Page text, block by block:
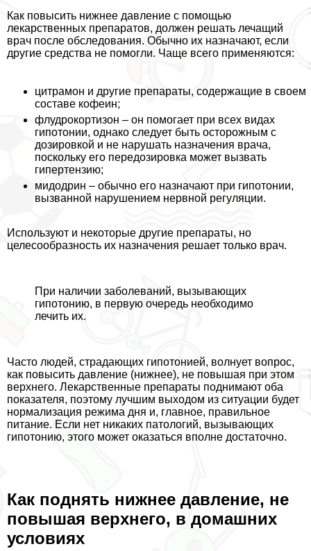
Как повысить нижнее давление с помощью
лекарственных препаратов, должен решать лечащий
врач после обследования. Обычно их назначают, если
другие средства не помогли. Чаще всего применяются:
цитрамон и другие препараты, содержащие в своем
составе кофеин;
флудрокортизон – он помогает при всех видах
гипотонии, однако следует быть осторожным с
дозировкой и не нарушать назначения врача,
поскольку его передозировка может вызвать
гипертензию;
мидодрин – обычно его назначают при гипотонии,
вызванной нарушением нервной регуляции.
Используют и некоторые другие препараты, но
целесообразность их назначения решает только врач.
При наличии заболеваний, вызывающих
гипотонию, в первую очередь необходимо
лечить их.
Часто людей, страдающих гипотонией, волнует вопрос,
как повысить давление (нижнее), не повышая при этом
верхнего. Лекарственные препараты поднимают оба
показателя, поэтому лучшим выходом из ситуации будет
нормализация режима дня и, главное, правильное
питание. Если нет никаких патологий, вызывающих
гипотонию, этого может оказаться вполне достаточно.
Как поднять нижнее давление, не
повышая верхнего, в домашних
условиях